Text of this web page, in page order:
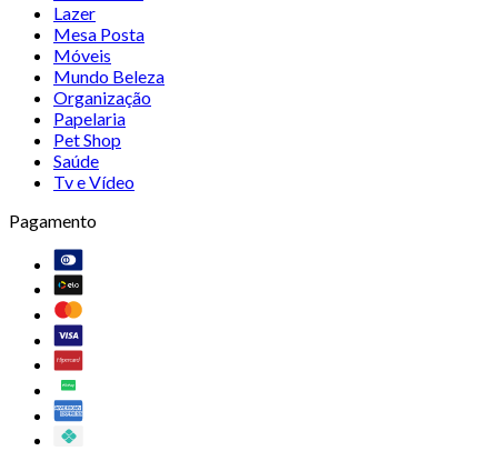
Lazer
Mesa Posta
Móveis
Mundo Beleza
Organização
Papelaria
Pet Shop
Saúde
Tv e Vídeo
Pagamento